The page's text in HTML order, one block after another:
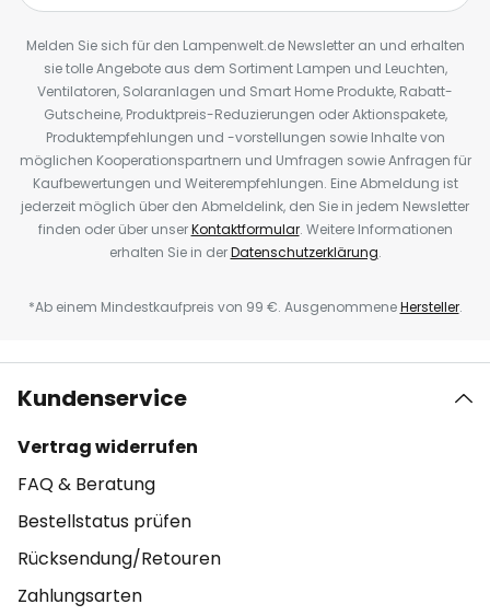
Melden Sie sich für den Lampenwelt.de Newsletter an und erhalten
sie tolle Angebote aus dem Sortiment Lampen und Leuchten,
Ventilatoren, Solaranlagen und Smart Home Produkte, Rabatt-
Gutscheine, Produktpreis-Reduzierungen oder Aktionspakete,
Produktempfehlungen und -vorstellungen sowie Inhalte von
möglichen Kooperationspartnern und Umfragen sowie Anfragen für
Kaufbewertungen und Weiterempfehlungen. Eine Abmeldung ist
jederzeit möglich über den Abmeldelink, den Sie in jedem Newsletter
finden oder über unserKontaktformular. Weitere Informationen
erhalten Sie in derDatenschutzerklärung.
*Ab einem Mindestkaufpreis von 99 €. AusgenommeneHersteller.
Kundenservice
Vertrag widerrufen
FAQ & Beratung
Bestellstatus prüfen
Rücksendung/Retouren
Zahlungsarten